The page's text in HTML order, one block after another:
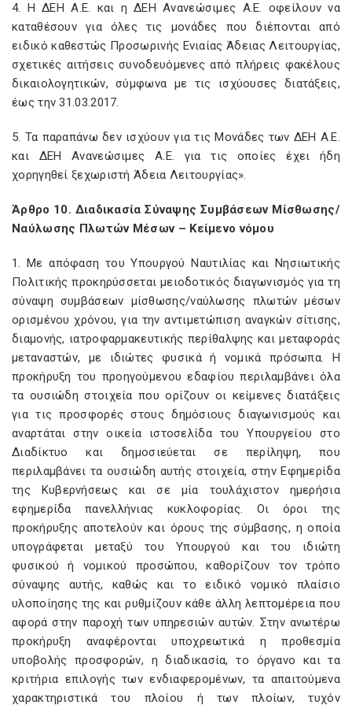
4. Η ΔΕΗ Α.Ε. και η ΔΕΗ Ανανεώσιμες Α.Ε. οφείλουν να
καταθέσουν για όλες τις μονάδες που διέπονται από
ειδικό καθεστώς Προσωρινής Ενιαίας Άδειας Λειτουργίας,
σχετικές αιτήσεις συνοδευόμενες από πλήρεις φακέλους
δικαιολογητικών, σύμφωνα με τις ισχύουσες διατάξεις,
έως την 31.03.2017.
5. Τα παραπάνω δεν ισχύουν για τις Μονάδες των ΔΕΗ Α.Ε.
και ΔΕΗ Ανανεώσιμες Α.Ε. για τις οποίες έχει ήδη
χορηγηθεί ξεχωριστή Άδεια Λειτουργίας».
Άρθρο 10. Διαδικασία Σύναψης Συμβάσεων Μίσθωσης/
Ναύλωσης Πλωτών Μέσων – Κείμενο νόμου
1. Με απόφαση του Υπουργού Ναυτιλίας και Νησιωτικής
Πολιτικής προκηρύσσεται μειοδοτικός διαγωνισμός για τη
σύναψη συμβάσεων μίσθωσης/ναύλωσης πλωτών μέσων
ορισμένου χρόνου, για την αντιμετώπιση αναγκών σίτισης,
διαμονής, ιατροφαρμακευτικής περίθαλψης και μεταφοράς
μεταναστών, με ιδιώτες φυσικά ή νομικά πρόσωπα. Η
προκήρυξη του προηγούμενου εδαφίου περιλαμβάνει όλα
τα ουσιώδη στοιχεία που ορίζουν οι κείμενες διατάξεις
για τις προσφορές στους δημόσιους διαγωνισμούς και
αναρτάται στην οικεία ιστοσελίδα του Υπουργείου στο
Διαδίκτυο και δημοσιεύεται σε περίληψη, που
περιλαμβάνει τα ουσιώδη αυτής στοιχεία, στην Εφημερίδα
της Κυβερνήσεως και σε μία τουλάχιστον ημερήσια
εφημερίδα πανελλήνιας κυκλοφορίας. Οι όροι της
προκήρυξης αποτελούν και όρους της σύμβασης, η οποία
υπογράφεται μεταξύ του Υπουργού και του ιδιώτη
φυσικού ή νομικού προσώπου, καθορίζουν τον τρόπο
σύναψης αυτής, καθώς και το ειδικό νομικό πλαίσιο
υλοποίησης της και ρυθμίζουν κάθε άλλη λεπτομέρεια που
αφορά στην παροχή των υπηρεσιών αυτών. Στην ανωτέρω
προκήρυξη αναφέρονται υποχρεωτικά η προθεσμία
υποβολής προσφορών, η διαδικασία, το όργανο και τα
κριτήρια επιλογής των ενδιαφερομένων, τα απαιτούμενα
χαρακτηριστικά του πλοίου ή των πλοίων, τυχόν